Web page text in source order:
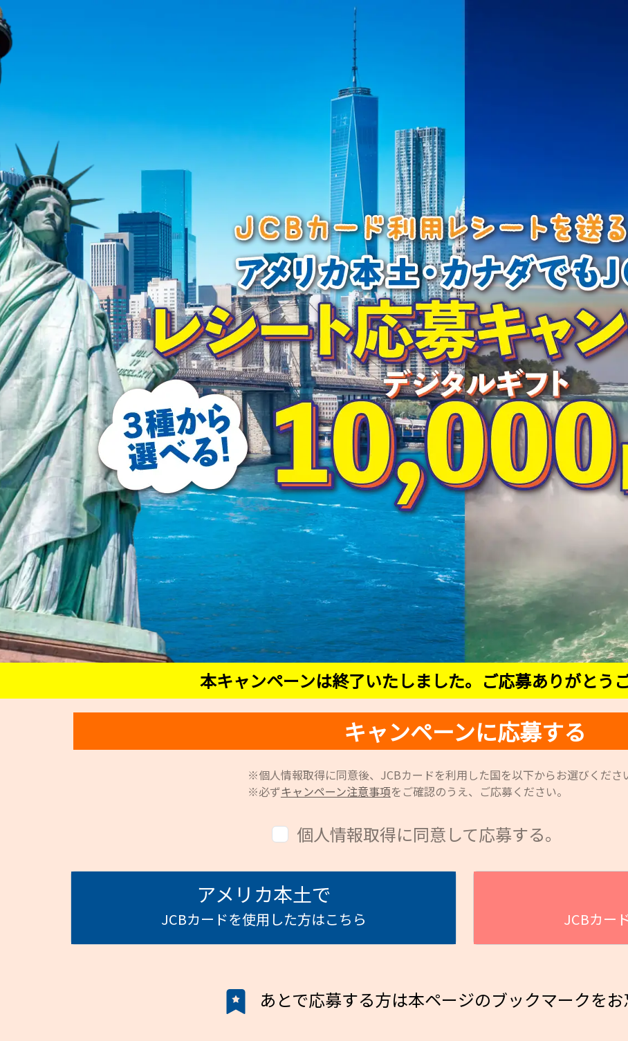
本キャンペーンは終了いたしました。ご応募ありがとう
キャンペーンに応募する
※個人情報取得に同意後、JCBカードを利用した国を以下からお選びくださ
※必ずキャンペーン注意事項をご確認のうえ、ご応募ください。
個人情報取得に同意して応募する。
アメリカ本土で
JCBカードを使用した方はこちら JCBカー
あとで応募する方は本ページのブックマークをお